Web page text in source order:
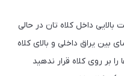
داخل کلاه تان در حالی
بین یراق داخلی و بالای کلاه
بر روی کلاه قرار ندهید